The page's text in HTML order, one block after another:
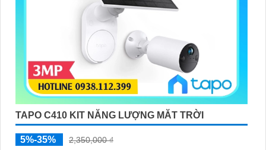
TAPO C410 KIT NĂNG LƯỢNG MĂT TRỜI
5%-35%
2,350,000 ₫